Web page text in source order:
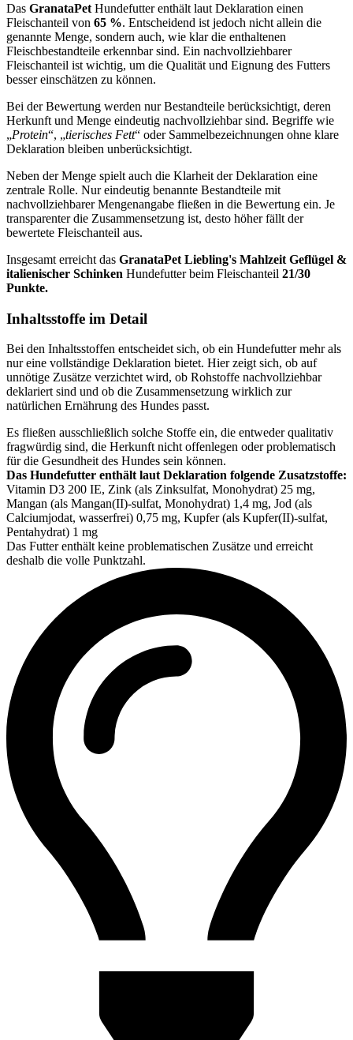
Das GranataPet Hundefutter enthält laut Deklaration einen
Fleischanteil von 65 %. Entscheidend ist jedoch nicht allein die
genannte Menge, sondern auch, wie klar die enthaltenen
Fleischbestandteile erkennbar sind. Ein nachvollziehbarer
Fleischanteil ist wichtig, um die Qualität und Eignung des Futters
besser einschätzen zu können.
Bei der Bewertung werden nur Bestandteile berücksichtigt, deren
Herkunft und Menge eindeutig nachvollziehbar sind. Begriffe wie
„Protein“, „tierisches Fett“ oder Sammelbezeichnungen ohne klare
Deklaration bleiben unberücksichtigt.
Neben der Menge spielt auch die Klarheit der Deklaration eine
zentrale Rolle. Nur eindeutig benannte Bestandteile mit
nachvollziehbarer Mengenangabe fließen in die Bewertung ein. Je
transparenter die Zusammensetzung ist, desto höher fällt der
bewertete Fleischanteil aus.
Insgesamt erreicht das GranataPet Liebling's Mahlzeit Geflügel &
italienischer Schinken Hundefutter beim Fleischanteil 21/30
Punkte.
Inhaltsstoffe im Detail
Bei den Inhaltsstoffen entscheidet sich, ob ein Hundefutter mehr als
nur eine vollständige Deklaration bietet. Hier zeigt sich, ob auf
unnötige Zusätze verzichtet wird, ob Rohstoffe nachvollziehbar
deklariert sind und ob die Zusammensetzung wirklich zur
natürlichen Ernährung des Hundes passt.
Es fließen ausschließlich solche Stoffe ein, die entweder qualitativ
fragwürdig sind, die Herkunft nicht offenlegen oder problematisch
für die Gesundheit des Hundes sein können.
Das Hundefutter enthält laut Deklaration folgende Zusatzstoffe:
Vitamin D3 200 IE, Zink (als Zinksulfat, Monohydrat) 25 mg,
Mangan (als Mangan(II)-sulfat, Monohydrat) 1,4 mg, Jod (als
Calcium­jodat, wasserfrei) 0,75 mg, Kupfer (als Kupfer(II)-sulfat,
Pentahydrat) 1 mg
Das Futter enthält keine problematischen Zusätze und erreicht
deshalb die volle Punktzahl.